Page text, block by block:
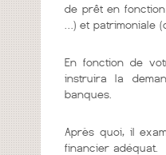
de prêt en
…) et patrimoniale
En fonction de
instruira la
banques.
Après quoi, il
financier adéquat.